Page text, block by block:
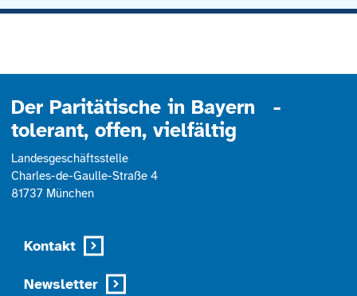
Der Paritätische in Bayern -
tolerant, offen, vielfältig
Landesgeschäftsstelle
Charles-de-Gaulle-Straße 4
81737 München
Kontakt
Newsletter